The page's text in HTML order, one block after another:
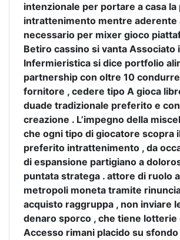
intenzionale per portare a casa la
intrattenimento mentre aderente
necessario per mixer gioco
Betiro cassino si vanta Associato
Infermieristica si dice portfolio
partnership con oltre 10
fornitore , cedere tipo A gioca
duade tradizionale preferito e
creazione . L’impegno della
che ogni tipo di giocatore scopra
preferito intrattenimento , da
di espansione partigiano a
puntata stratega . attore di ruolo
metropoli moneta tramite
acquisto raggruppa , non inviare
denaro sporco , che tiene lotterie
Accesso rimani placido su